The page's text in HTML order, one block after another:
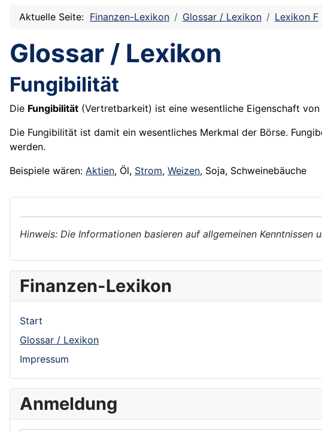
Aktuelle Seite: Finanzen-Lexikon Glossar / Lexikon Lexikon F
Glossar / Lexikon
Fungibilität
Die Fungibilität (Vertretbarkeit) ist eine wesentliche Eigenschaft
Die Fungibilität ist damit ein wesentliches Merkmal der Börse.
werden.
Beispiele wären: Aktien, Öl, Strom, Weizen, Soja, Schweinebäuche
Hinweis: Die Informationen basieren auf allgemeinen
Finanzen-Lexikon
Start
Glossar / Lexikon
Impressum
Anmeldung